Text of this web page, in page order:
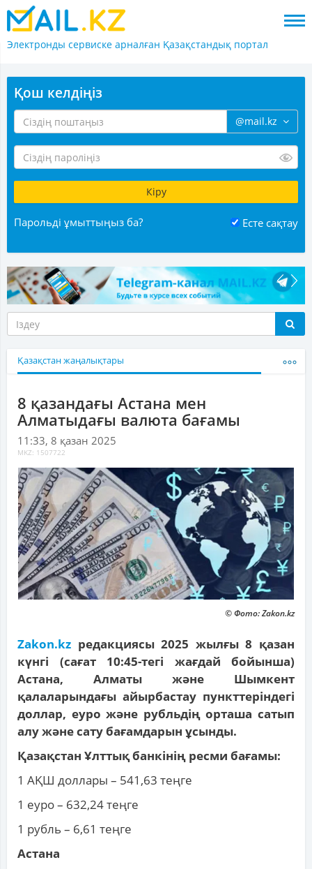
Электронды сервиске арналған Қазақстандық портал
Қош келдіңіз
@mail.kz
Парольді ұмыттыңыз ба? Есте сақтау
Қазақстан жаңалықтары
8 қазандағы Астана мен
Алматыдағы валюта бағамы
11:33, 8 қазан 2025
MKZ: 1507722
© Фото: Zakon.kz
Zakon.kz редакциясы 2025 жылғы 8 қазан
күнгі (сағат 10:45-тегі жағдай бойынша)
Астана, Алматы және Шымкент
қалаларындағы айырбастау пункттеріндегі
доллар, еуро және рубльдің орташа сатып
алу және сату бағамдарын ұсынды.
Қазақстан Ұлттық банкінің ресми бағамы:
1 АҚШ доллары – 541,63 теңге
1 еуро – 632,24 теңге
1 рубль – 6,61 теңге
Астана